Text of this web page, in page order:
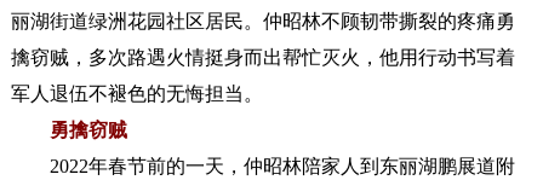
丽湖街道绿洲花园社区居民。仲昭林不顾韧带撕裂的疼痛勇
擒窃贼，多次路遇火情挺身而出帮忙灭火，他用行动书写着
军人退伍不褪色的无悔担当。
勇擒窃贼
2022年春节前的一天，仲昭林陪家人到东丽湖鹏展道附